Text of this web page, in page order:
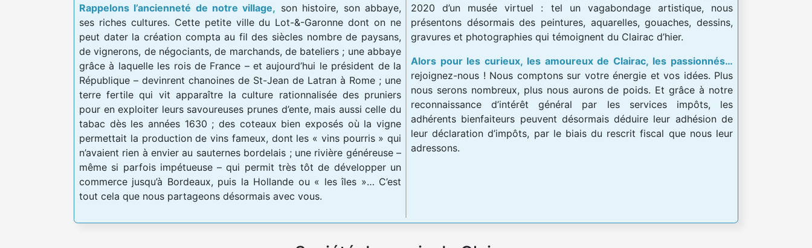
Rappelons l’ancienneté de notre village, son histoire, son abbaye,
ses riches cultures. Cette petite ville du Lot-&-Garonne dont on ne
peut dater la création compta au fil des siècles nombre de paysans,
de vignerons, de négociants, de marchands, de bateliers ; une abbaye
grâce à laquelle les rois de France – et aujourd’hui le président de la
République – devinrent chanoines de St-Jean de Latran à Rome ; une
terre fertile qui vit apparaître la culture rationnalisée des pruniers
pour en exploiter leurs savoureuses prunes d’ente, mais aussi celle du
tabac dès les années 1630 ; des coteaux bien exposés où la vigne
permettait la production de vins fameux, dont les « vins pourris » qui
n’avaient rien à envier au sauternes bordelais ; une rivière généreuse –
même si parfois impétueuse – qui permit très tôt de développer un
commerce jusqu’à Bordeaux, puis la Hollande ou « les îles »… C’est
tout cela que nous partageons désormais avec vous.
2020 d’un musée virtuel : tel un vagabondage artistique, nous
présentons désormais des peintures, aquarelles, gouaches, dessins,
gravures et photographies qui témoignent du Clairac d’hier.
Alors pour les curieux, les amoureux de Clairac, les passionnés…
rejoignez-nous ! Nous comptons sur votre énergie et vos idées. Plus
nous serons nombreux, plus nous aurons de poids. Et grâce à notre
reconnaissance d’intérêt général par les services impôts, les
adhérents bienfaiteurs peuvent désormais déduire leur adhésion de
leur déclaration d’impôts, par le biais du rescrit fiscal que nous leur
adressons.